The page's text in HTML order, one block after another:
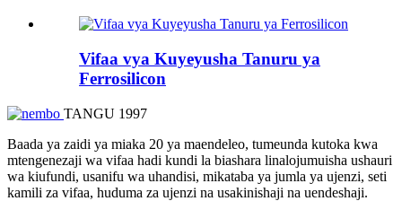
Vifaa vya Kuyeyusha Tanuru ya
Ferrosilicon
TANGU 1997
Baada ya zaidi ya miaka 20 ya maendeleo, tumeunda kutoka kwa
mtengenezaji wa vifaa hadi kundi la biashara linalojumuisha ushauri
wa kiufundi, usanifu wa uhandisi, mikataba ya jumla ya ujenzi, seti
kamili za vifaa, huduma za ujenzi na usakinishaji na uendeshaji.